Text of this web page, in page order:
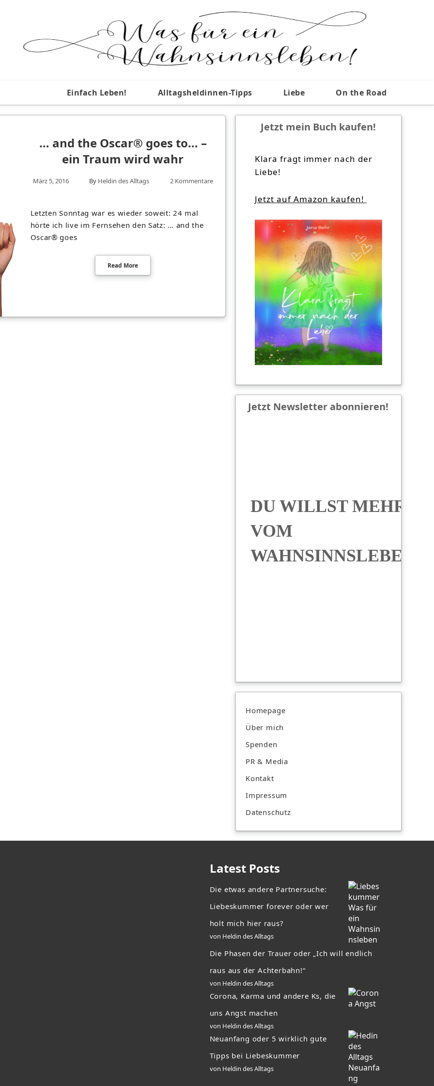
Einfach Leben! Alltagsheldinnen-Tipps Liebe On the Road
… and the Oscar® goes to… –
ein Traum wird wahr
März 5, 2016 By Heldin des Alltags 2 Kommentare
Letzten Sonntag war es wieder soweit: 24 mal
hörte ich live im Fernsehen den Satz: … and the
Oscar® goes
Read More
Jetzt mein Buch kaufen!
Klara fragt immer nach der
Liebe!
Jetzt auf Amazon kaufen!
Jetzt Newsletter abonnieren!
DU WILLST MEHR
VOM
WAHNSINNSLEBEN?
Homepage
Über mich
Spenden
PR & Media
Kontakt
Impressum
Datenschutz
Latest Posts
Die etwas andere Partnersuche:
Liebeskummer forever oder wer
holt mich hier raus?
von Heldin des Alltags
Die Phasen der Trauer oder „Ich will endlich
raus aus der Achterbahn!“
von Heldin des Alltags
Corona, Karma und andere Ks, die
uns Angst machen
von Heldin des Alltags
Neuanfang oder 5 wirklich gute
Tipps bei Liebeskummer
von Heldin des Alltags